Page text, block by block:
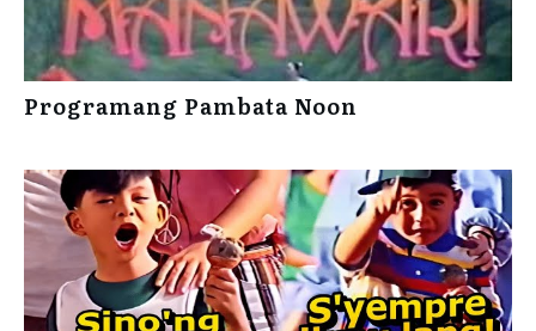
Programang Pambata Noon